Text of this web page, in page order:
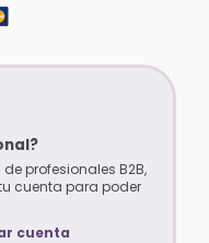
profesionales B2B,
cuenta para poder
cuenta